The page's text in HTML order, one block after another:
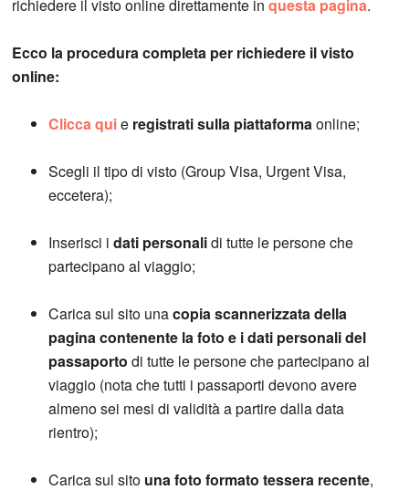
richiedere il visto online direttamente inquesta pagina.
Ecco la procedura completa per richiedere il visto
online:
Clicca quie registrati sulla piattaformaonline;
Scegli il tipo di visto (Group Visa, Urgent Visa,
eccetera);
Inserisci idati personalidi tutte le persone che
partecipano al viaggio;
Carica sul sito unacopia scannerizzata della
pagina contenente la foto e i dati personali del
passaporto di tutte le persone che partecipano al
viaggio (nota che tutti i passaporti devono avere
almeno sei mesi di validità a partire dalla data
rientro);
Carica sul sito una foto formato tessera recente,